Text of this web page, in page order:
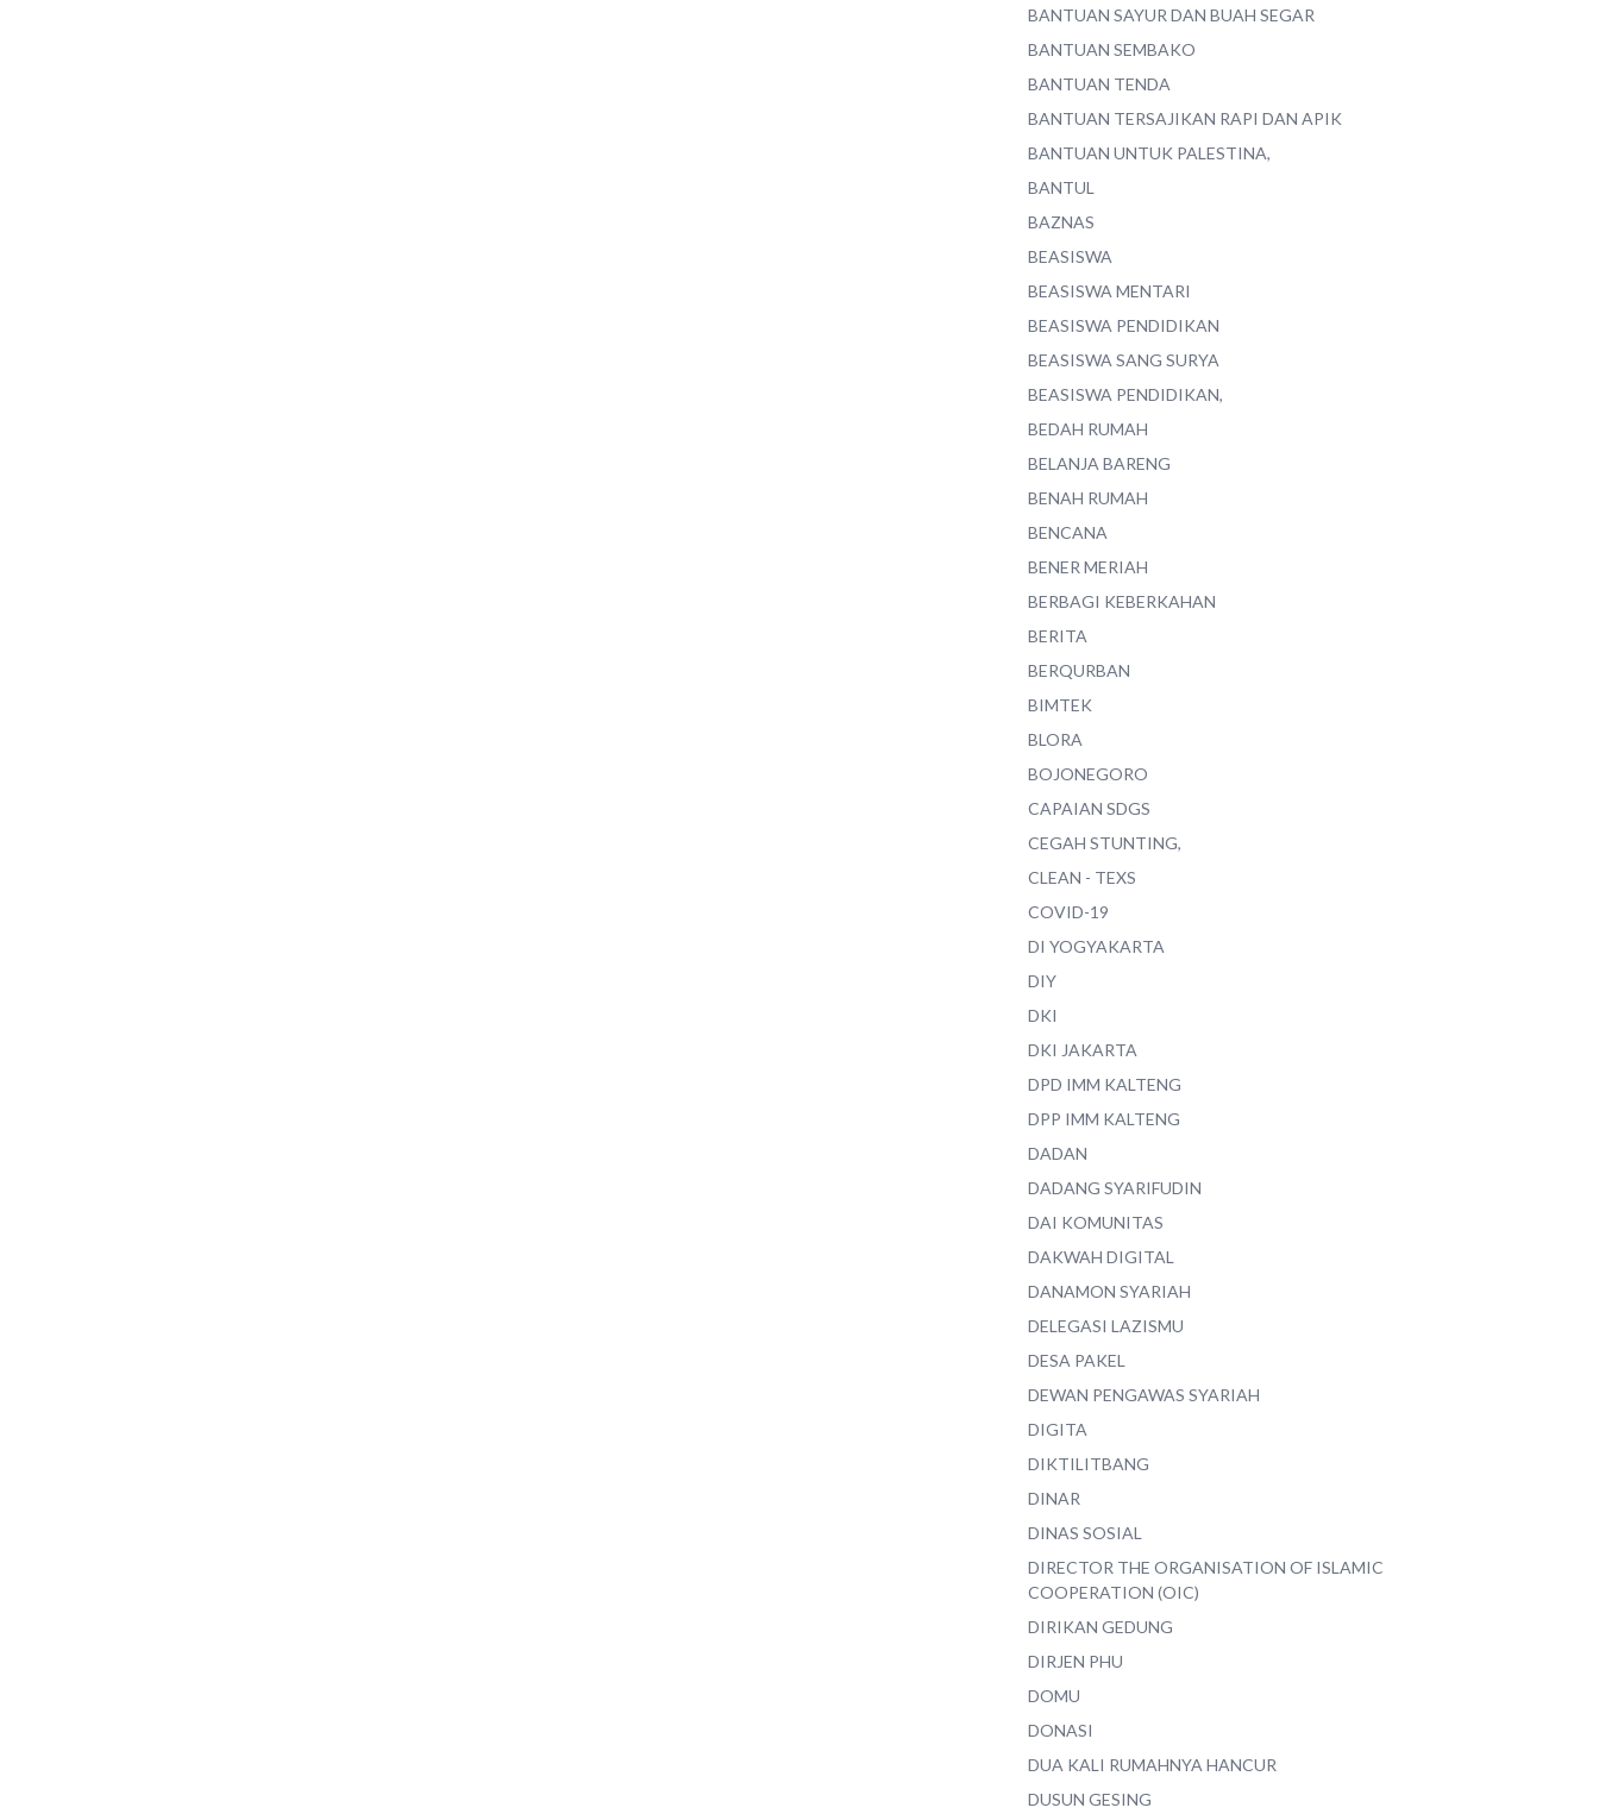
BANTUAN SAYUR DAN BUAH SEGAR
BANTUAN SEMBAKO
BANTUAN TENDA
BANTUAN TERSAJIKAN RAPI DAN APIK
BANTUAN UNTUK PALESTINA,
BANTUL
BAZNAS
BEASISWA
BEASISWA MENTARI
BEASISWA PENDIDIKAN
BEASISWA SANG SURYA
BEASISWA PENDIDIKAN,
BEDAH RUMAH
BELANJA BARENG
BENAH RUMAH
BENCANA
BENER MERIAH
BERBAGI KEBERKAHAN
BERITA
BERQURBAN
BIMTEK
BLORA
BOJONEGORO
CAPAIAN SDGS
CEGAH STUNTING,
CLEAN - TEXS
COVID-19
DI YOGYAKARTA
DIY
DKI
DKI JAKARTA
DPD IMM KALTENG
DPP IMM KALTENG
DADAN
DADANG SYARIFUDIN
DAI KOMUNITAS
DAKWAH DIGITAL
DANAMON SYARIAH
DELEGASI LAZISMU
DESA PAKEL
DEWAN PENGAWAS SYARIAH
DIGITA
DIKTILITBANG
DINAR
DINAS SOSIAL
DIRECTOR THE ORGANISATION OF ISLAMIC
COOPERATION (OIC)
DIRIKAN GEDUNG
DIRJEN PHU
DOMU
DONASI
DUA KALI RUMAHNYA HANCUR
DUSUN GESING